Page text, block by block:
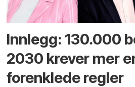
Innlegg: 130.000
2030 krever mer
forenklede regler